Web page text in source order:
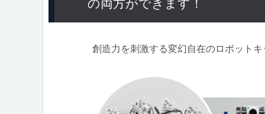
の両方ができます！
創造力を刺激する変幻自在のロボットキ